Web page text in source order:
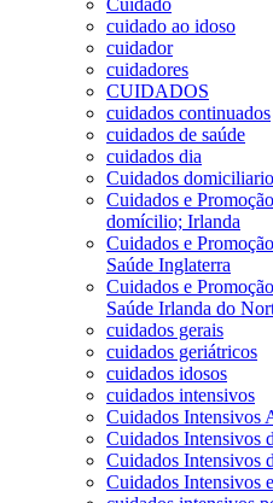
cuidado ao idoso
cuidador
cuidadores
CUIDADOS
cuidados continuados
cuidados de saúde
cuidados dia
Cuidados
Cuidados e
domícilio; Irlanda
Cuidados e
Saúde Inglaterra
Cuidados e
Saúde Irlanda do
cuidados gerais
cuidados geriátricos
cuidados idosos
cuidados intensivos
Cuidados Intensivos
Cuidados Intensivos
Cuidados Intensivos
Cuidados Intensivos